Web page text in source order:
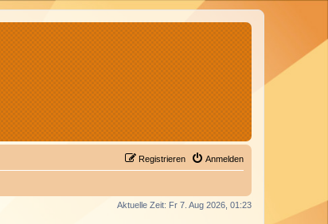
Anmelden
Registrieren
Aktuelle Zeit: Fr 7. Aug 2026, 01:23